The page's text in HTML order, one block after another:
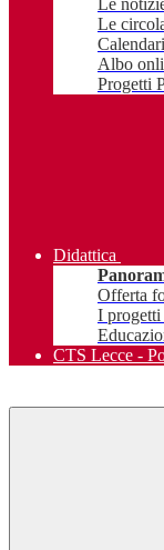
Le
Le
Albo
Progetti
Didattica
Offerta
I progetti
CTS Lecce -